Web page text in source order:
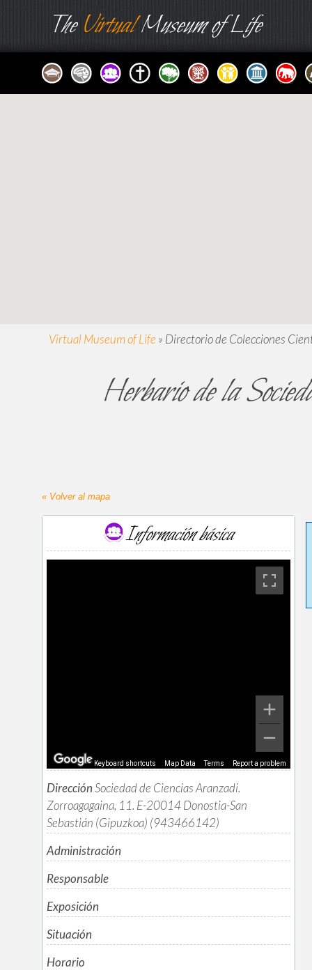
TheVirtualMuseum of Life
Virtual Museum of Life » Directorio de Colecciones
Herbario de la
« Volver al mapa
Información básica
Keyboard shortcuts Map Data Terms Report a problem
DirecciónSociedad de Ciencias Aranzadi.
Zorroagagaina, 11. E-20014 Donostia-San
Sebastián (Gipuzkoa) (943466142)
Administración
Responsable
Exposición
Situación
Horario